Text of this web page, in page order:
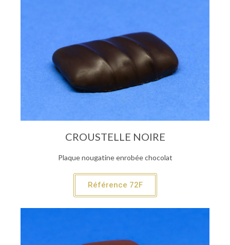
CROUSTELLE NOIRE
Plaque nougatine enrobée chocolat
Référence 72F